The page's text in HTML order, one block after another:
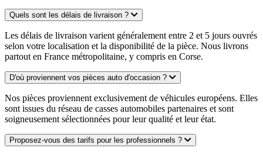
Quels sont les délais de livraison ?
Les délais de livraison varient généralement entre 2 et 5 jours ouvrés
selon votre localisation et la disponibilité de la pièce. Nous livrons
partout en France métropolitaine, y compris en Corse.
D'où proviennent vos pièces auto d'occasion ?
Nos pièces proviennent exclusivement de véhicules européens. Elles
sont issues du réseau de casses automobiles partenaires et sont
soigneusement sélectionnées pour leur qualité et leur état.
Proposez-vous des tarifs pour les professionnels ?